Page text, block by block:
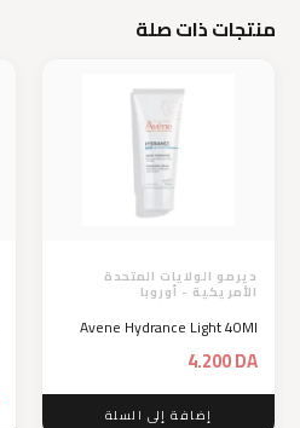
منتجات ذات صلة
ديرمو الولايات المتحدة
الأمريكية - أوروبا
Avene Hydrance Light 40Ml
4.200DA
إضافة إلى السلة